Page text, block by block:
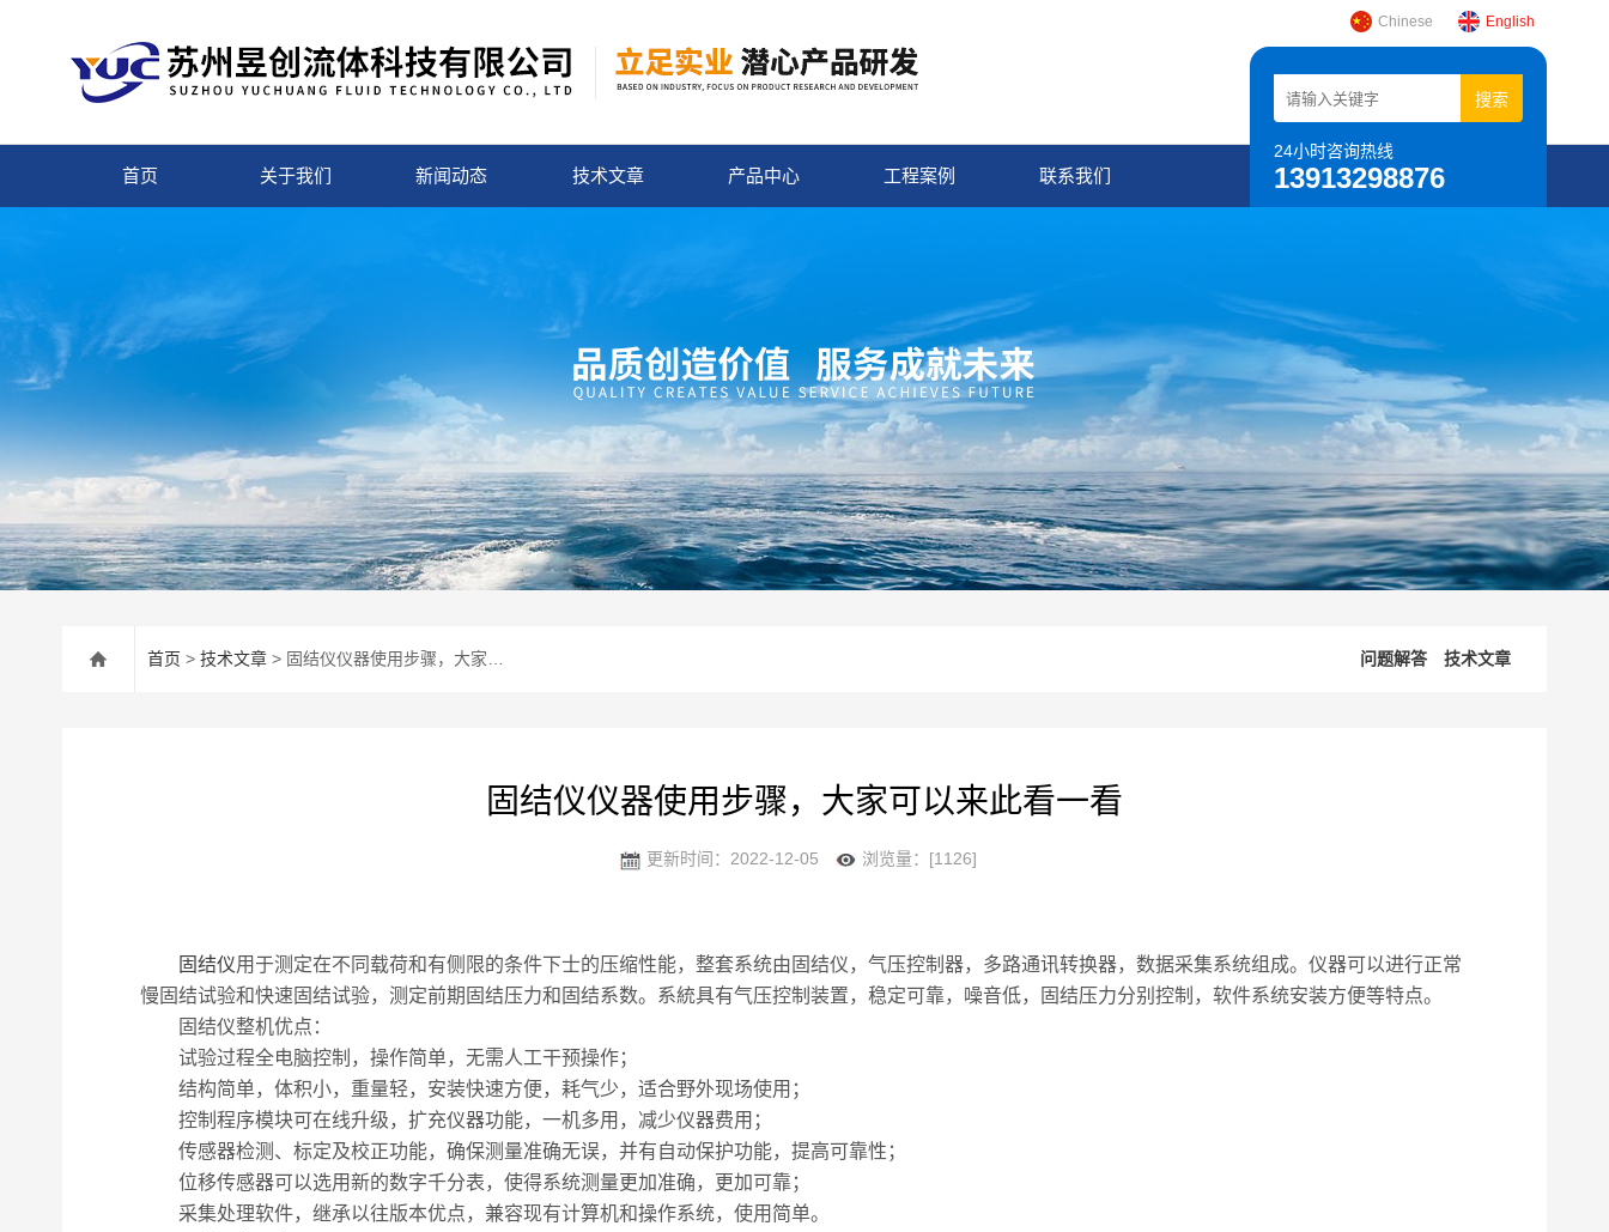
Chinese English
24小时咨询热线
13913298876
首页 关于我们 新闻动态 技术文章 产品中心 工程案例 联系我们
首页 > 技术文章 > 固结仪仪器使用步骤，大家可以来此看一看 问题解答 技术文章
固结仪仪器使用步骤，大家可以来此看一看
更新时间：2022-12-05 浏览量：[1126]
固结仪用于测定在不同载荷和有侧限的条件下士的压缩性能，整套系统由固结仪，气压控制器，多路通讯转换器，数据采集系统组成。仪器可以进行正常
慢固结试验和快速固结试验，测定前期固结压力和固结系数。系統具有气压控制装置，稳定可靠，噪音低，固结压力分别控制，软件系统安装方便等特点。
固结仪整机优点：
试验过程全电脑控制，操作简单，无需人工干预操作；
结构简单，体积小，重量轻，安装快速方便，耗气少，适合野外现场使用；
控制程序模块可在线升级，扩充仪器功能，一机多用，减少仪器费用；
传感器检测、标定及校正功能，确保测量准确无误，并有自动保护功能，提高可靠性；
位移传感器可以选用新的数字千分表，使得系统测量更加准确，更加可靠；
采集处理软件，继承以往版本优点，兼容现有计算机和操作系统，使用简单。